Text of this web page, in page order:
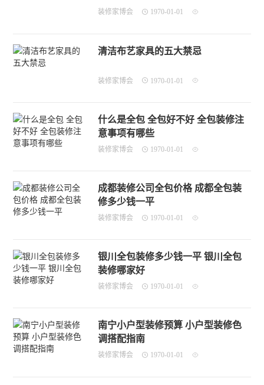
装修家博会 1970-01-01
清洁布艺家具的五大禁忌
装修家博会 1970-01-01
什么是全包 全包好不好 全包装修注
意事项有哪些
装修家博会 1970-01-01
成都装修公司全包价格 成都全包装
修多少钱一平
装修家博会 1970-01-01
银川全包装修多少钱一平 银川全包
装修哪家好
装修家博会 1970-01-01
南宁小户型装修预算 小户型装修色
调搭配指南
装修家博会 1970-01-01